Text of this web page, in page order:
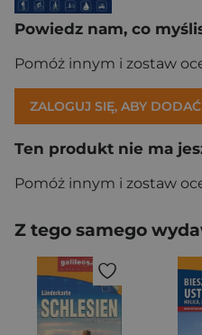
Powiedz nam, co
Pomóż innym i zostaw
ZALOGUJ SIĘ, ABY
Ten produkt nie ma
Pomóż innym i zostaw
Z tego samego